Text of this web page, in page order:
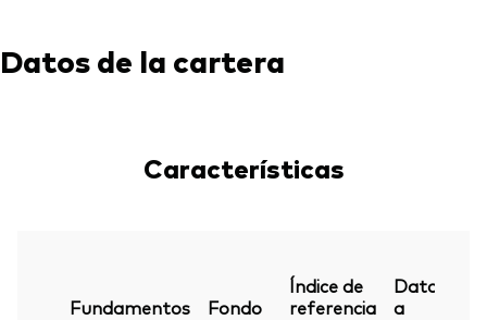
Datos de la cartera
Características
Fundamentos Fondo
Índice de
referencia
Datos
a